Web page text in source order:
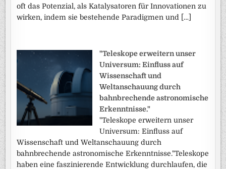
oft das Potenzial, als Katalysatoren für Innovationen zu
wirken, indem sie bestehende Paradigmen und […]
"Teleskope erweitern unser
Universum: Einfluss auf
Wissenschaft und
Weltanschauung durch
bahnbrechende astronomische
Erkenntnisse."
"Teleskope erweitern unser
Universum: Einfluss auf
Wissenschaft und Weltanschauung durch
bahnbrechende astronomische Erkenntnisse."Teleskope
haben eine faszinierende Entwicklung durchlaufen, die